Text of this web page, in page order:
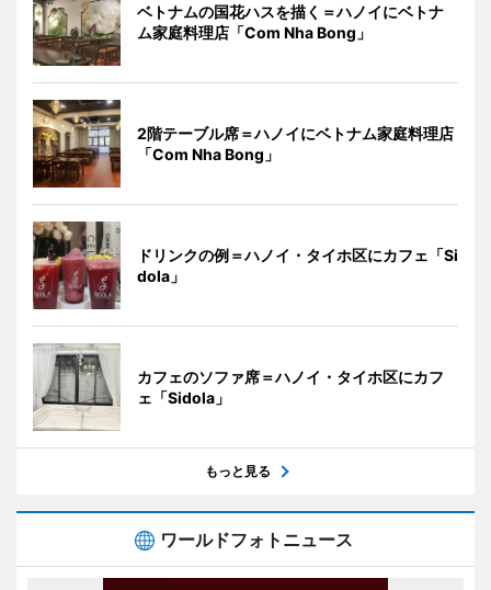
ベトナムの国花ハスを描く＝ハノイにベトナ
ム家庭料理店「Com Nha Bong」
2階テーブル席＝ハノイにベトナム家庭料理店
「Com Nha Bong」
ドリンクの例＝ハノイ・タイホ区にカフェ「Si
dola」
カフェのソファ席＝ハノイ・タイホ区にカフ
ェ「Sidola」
もっと見る
ワールドフォトニュース